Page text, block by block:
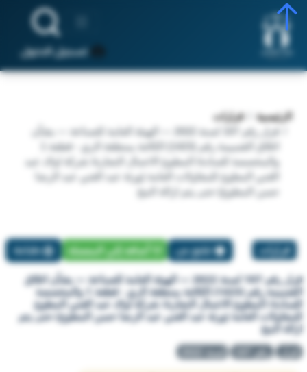
تسجيل الدخول
الرئيسية
قرارات
قرار رقم 107 لسنة 2022 — الهيئة العامة للصناعة — بشأن
والمخصصة للسادة/ المطوع الاعمال النجارة/ شركة اولاد عبد
الغني المطوع للمقاولات العامة (ورثة عبد الغني عبد الرضا
حسن المطوع) حتى يتم ازالة المخ
قرارات تبليغ عن أضافة إلي المفضلة طباعة
قرار رقم 107 لسنة 2022 — الهيئة العامة للصناعة — بشأن اغلاق
القسيمة رقم (1423) الكائنة بمنطقة الري - قطعة 1 والمخصصة
للسادة/ المطوع الاعمال النجارة/ شركة اولاد عبد الغني المطوع
للمقاولات العامة (ورثة عبد الغني عبد الرضا حسن المطوع) حتى يتم
ازالة المخ
قرار رقم 107 لسنة 2022